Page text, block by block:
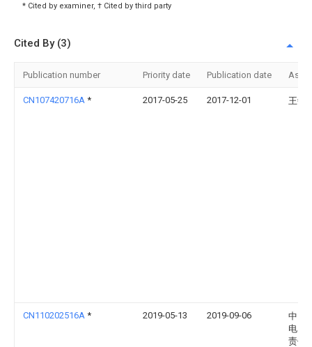
* Cited by examiner, † Cited by third party
Cited By (3)
Publication number Priority date Publication date
CN107420716A * 2017-05-25 2017-12-01 王敏
CN110202516A * 2019-05-13 2019-09-06
中国
电网
责任